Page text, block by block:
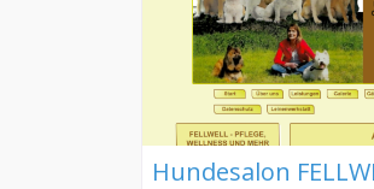
Hundesalon